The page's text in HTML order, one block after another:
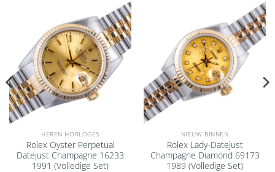
Add to
wishlist
HEREN HORLOGES
Rolex Oyster Perpetual
Datejust Champagne 16233
1991 (Volledige Set)
Add to
wishlist
NIEUW BINNEN
Rolex Lady-Datejust
Champagne Diamond 69173
1989 (Volledige Set)